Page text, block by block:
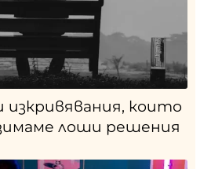
изкривявания, които
лоши решения